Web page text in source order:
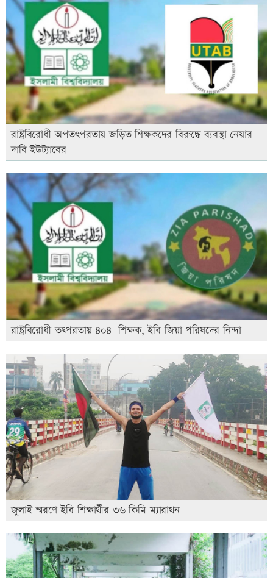
রাষ্ট্রবিরোধী অপতৎপরতায় জড়িত শিক্ষকদের বিরুদ্ধে ব্যবস্থা নেয়ার
দাবি ইউট্যাবের
রাষ্ট্রবিরোধী তৎপরতায় ৪০৪ শিক্ষক, ইবি জিয়া পরিষদের নিন্দা
জুলাই স্মরণে ইবি শিক্ষার্থীর ৩৬ কিমি ম্যারাথন